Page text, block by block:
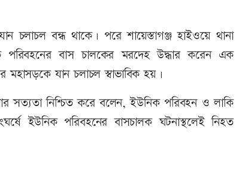
চলাচল বন্ধ থাকে। পরে শায়েস্তাগঞ্জ হাইওয়ে থানা
পরিবহনের বাস চালকের মরদেহ উদ্ধার করেন এক
মহাসড়কে যান চলাচল স্বাভাবিক হয়।
সত্যতা নিশ্চিত করে বলেন, ইউনিক পরিবহন ও লাকি
ইউনিক পরিবহনের বাসচালক ঘটনাস্থলেই নিহত